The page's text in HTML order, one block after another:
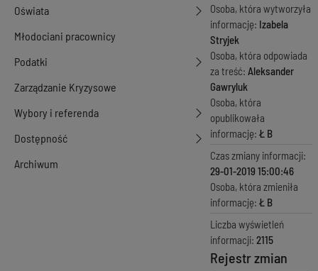
Oświata
Młodociani pracownicy
Podatki
Zarządzanie Kryzysowe
Wybory i referenda
Dostępność
Archiwum
Osoba, która wytworzyła
informację: Izabela
Stryjek
Osoba, która odpowiada
za treść: Aleksander
Gawryluk
Osoba, która
opublikowała
informację: Ł B
Czas zmiany informacji:
29-01-2019 15:00:46
Osoba, która zmieniła
informację: Ł B
Liczba wyświetleń
informacji: 2115
Rejestr zmian